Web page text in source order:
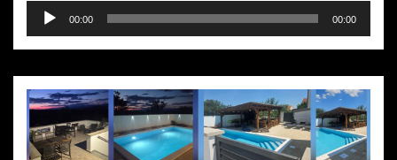
Audio-
Player
00:00 00:00